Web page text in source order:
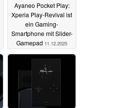
Ayaneo Pocket Play:
Xperia Play-Revival ist
ein Gaming-
Smartphone mit Slider-
Gamepad 11.12.2025